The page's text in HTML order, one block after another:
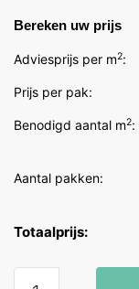
Bereken uw prijs
Adviesprijs per m2:
Prijs per pak:
Benodigd aantal m2:
Aantal pakken:
Totaalprijs: